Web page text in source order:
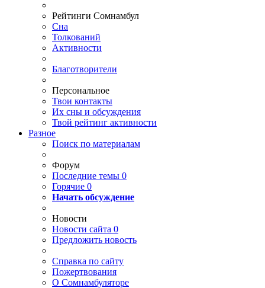
Рейтинги Сомнамбул
Сна
Толкований
Активности
Благотворители
Персональное
Твои контакты
Их сны и обсуждения
Твой рейтинг активности
Разное
Поиск по материалам
Форум
Последние темы 0
Горячие 0
Начать обсуждение
Новости
Новости сайта 0
Предложить новость
Справка по сайту
Пожертвования
О Сомнамбуляторе